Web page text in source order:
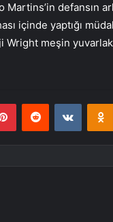
Martins’in defansın
içinde yaptığı
Wright meşin
PinterestReddit